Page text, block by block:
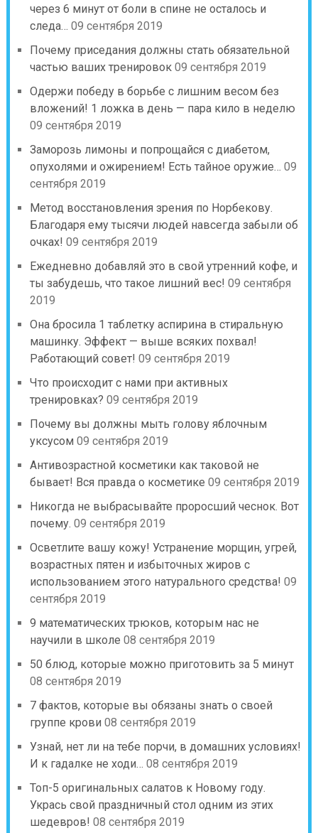
через 6 минут от боли в спине не осталось и
следа… 09 сентября 2019
Почему приседания должны стать обязательной
частью ваших тренировок 09 сентября 2019
Одержи победу в борьбе с лишним весом без
вложений! 1 ложка в день — пара кило в неделю
09 сентября 2019
Заморозь лимоны и попрощайся с диабетом,
опухолями и ожирением! Есть тайное оружие… 09
сентября 2019
Метод восстановления зрения по Норбекову.
Благодаря ему тысячи людей навсегда забыли об
очках! 09 сентября 2019
Ежедневно добавляй это в свой утренний кофе, и
ты забудешь, что такое лишний вес! 09 сентября
2019
Она бросила 1 таблетку аспирина в стиральную
машинку. Эффект — выше всяких похвал!
Работающий совет! 09 сентября 2019
Что происходит с нами при активных
тренировках? 09 сентября 2019
Почему вы должны мыть голову яблочным
уксусом 09 сентября 2019
Антивозрастной косметики как таковой не
бывает! Вся правда о косметике 09 сентября 2019
Никогда не выбрасывайте проросший чеснок. Вот
почему. 09 сентября 2019
Осветлите вашу кожу! Устранение морщин, угрей,
возрастных пятен и избыточных жиров с
использованием этого натурального средства! 09
сентября 2019
9 математических трюков, которым нас не
научили в школе 08 сентября 2019
50 блюд, которые можно приготовить за 5 минут
08 сентября 2019
7 фактов, которые вы обязаны знать о своей
группе крови 08 сентября 2019
Узнай, нет ли на тебе порчи, в домашних условиях!
И к гадалке не ходи… 08 сентября 2019
Топ-5 оригинальных салатов к Новому году.
Укрась свой праздничный стол одним из этих
шедевров! 08 сентября 2019